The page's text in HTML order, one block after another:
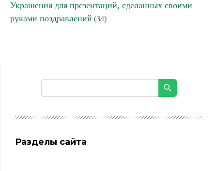
Украшения для презентаций, сделанных своими
руками поздравлений (34)
Разделы сайта